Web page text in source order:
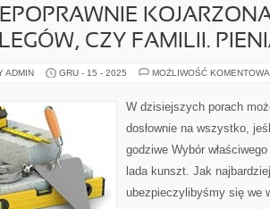
CZY FAMILII.
ADMIN GRU - 15 - 2025 MOŻLIWOŚĆ
W dzisiejszych porach
dosłownie na wszystko,
godziwe Wybór
lada kunszt. Jak
ubezpieczylibyśmy się we